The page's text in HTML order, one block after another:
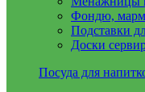
Фондю,
Подставки
Доски
Посуда для